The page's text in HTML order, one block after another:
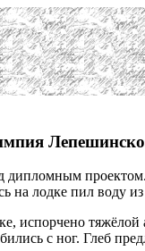
дипломным
на лодке пил воду
испорчено тяжёлой
с ног. Глеб